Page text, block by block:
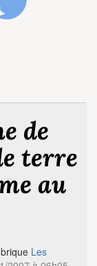
de
terre
au
Les